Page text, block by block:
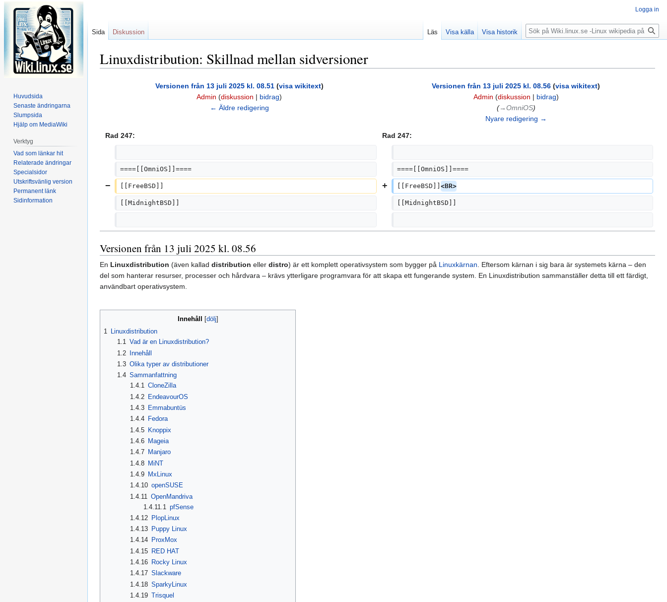
Linuxdistribution: Skillnad mellan sidversioner
Versionen från 13 juli 2025 kl. 08.51 (visa wikitext)
Admin (diskussion | bidrag)
e
d
n
← Äldre redigering
Versionen från 13 juli 2025 kl. 08.56 (visa wikitext)
Admin (diskussion | bidrag)
(→‎OmniOS)
Nyare redigering →
Rad 247: Rad 247:
====[[OmniOS]]==== ====[[OmniOS]]====
[[FreeBSD]] [[FreeBSD]] <BR>
[[MidnightBSD]] [[MidnightBSD]]
Versionen från 13 juli 2025 kl. 08.56
En Linuxdistribution (även kallad distribution eller distro) är ett komplett operativsystem som bygger på Linuxkärnan. Eftersom kärnan i sig bara är systemets kärna – den
del som hanterar resurser, processer och hårdvara – krävs ytterligare programvara för att skapa ett fungerande system. En Linuxdistribution sammanställer detta till ett färdigt,
användbart operativsystem.
Innehåll
1 Linuxdistribution
1.1 Vad är en Linuxdistribution?
1.2 Innehåll
1.3 Olika typer av distributioner
1.4 Sammanfattning
1.4.1 CloneZilla
1.4.2 EndeavourOS
1.4.3 Emmabuntüs
1.4.4 Fedora
1.4.5 Knoppix
1.4.6 Mageia
1.4.7 Manjaro
1.4.8 MiNT
1.4.9 MxLinux
1.4.10 openSUSE
1.4.11
OpenMandriva
1.4.11.1 pfSense
1.4.12 PlopLinux
1.4.13 Puppy Linux
1.4.14 ProxMox
1.4.15 RED HAT
1.4.16 Rocky Linux
1.4.17 Slackware
1.4.18 SparkyLinux
1.4.19 Trisquel
Logga in
Sida Diskussion Läs Visa källa Visa historik Sök
Huvudsida
Senaste ändringarna
Slumpsida
Hjälp om MediaWiki
Verktyg
Vad som länkar hit
Relaterade ändringar
Specialsidor
Utskriftsvänlig version
Permanent länk
Sidinformation